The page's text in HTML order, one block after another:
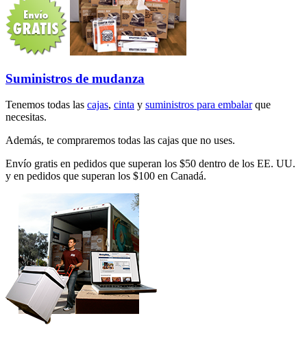
Suministros de mudanza
Tenemos todas las cajas, cinta y suministros para embalarque
necesitas.
Además, te compraremos todas las cajas que no uses.
Envío gratis en pedidos que superan los $50 dentro de los EE. UU.
y en pedidos que superan los $100 en Canadá.